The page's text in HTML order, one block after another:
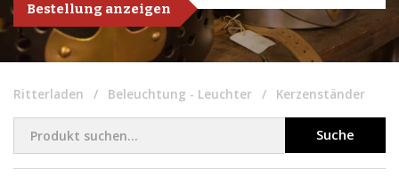
Bestellung anzeigen
Ritterladen Beleuchtung - Leuchter Kerzenständer
Suche